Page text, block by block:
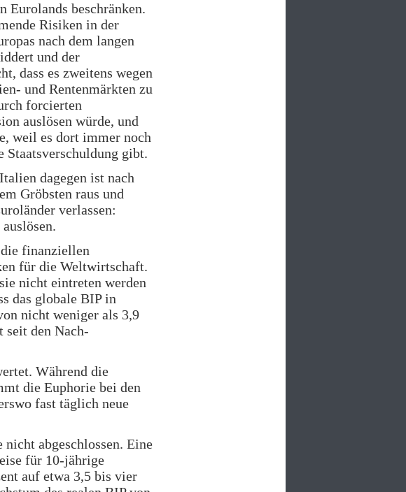
beschränken.
Risiken in der
nach dem langen
und der
dass es zweitens wegen
und Rentenmärkten zu
forcierten
auslösen würde, und
weil es dort immer noch
gibt.
dagegen ist nach
Gröbsten raus und
verlassen:
finanziellen
für die Weltwirtschaft.
nicht eintreten werden
das globale BIP in
nicht weniger als 3,9
seit den Nach-
Während die
die Euphorie bei den
fast täglich neue
abgeschlossen. Eine
für 10-jährige
auf etwa 3,5 bis vier